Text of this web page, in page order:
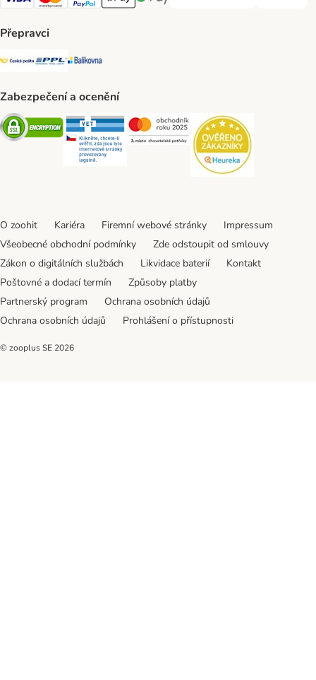
Visa Payment Method
Mastercard Payment Method
PayPal Payment Method
Apple pay Payment Method
GooglePay Payment Method
Přepravci
Česká pošta Shipping Method
PPL Shipping Method
Balíkovna Shipping Method
Zabezpečení a ocenění
Security Security Security
O zoohit Kariéra Firemní webové stránky
Impressum
Všeobecné obchodní podmínky
Zde odstoupit od smlouvy
Zákon o digitálních službách
Likvidace baterií
Kontakt
Poštovné a dodací termín
Způsoby platby
Partnerský program
Ochrana osobních údajů
Ochrana osobních údajů
Prohlášení o přístupnosti
© zooplus SE 2026